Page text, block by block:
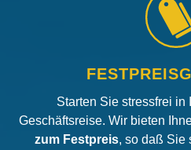
Starten Sie stressfrei in
Geschäftsreise. Wir bieten
zum Festpreis, so daß Sie